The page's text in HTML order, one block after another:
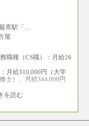
寄駅「…
屋
職種（CS職）：月給26
月給310,000円（大学
士）、月給344,000円
読む